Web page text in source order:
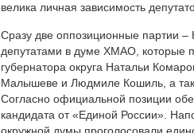
велика личная зависимость
Сразу две оппозиционные партии
депутатами в думе ХМАО, которые
губернатора округа Натальи
Малышеве и Людмиле Кошиль, а
Согласно официальной позиции
кандидата от «Единой России».